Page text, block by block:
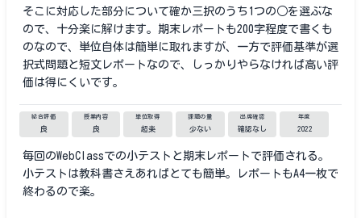
そこに対応した部分について確か三択のうち1つの○を選ぶな
ので、十分楽に解けます。期末レポートも200字程度で書くも
のなので、単位自体は簡単に取れますが、一方で評価基準が選
択式問題と短文レポートなので、しっかりやらなければ高い評
価は得にくいです。
総合評価
良
授業内容
良
単位取得
超楽
課題の量
少ない
出席確認
確認なし
年度
2022
毎回のWebClassでの小テストと期末レポートで評価される。
小テストは教科書さえあればとても簡単。レポートもA4一枚で
終わるので楽。